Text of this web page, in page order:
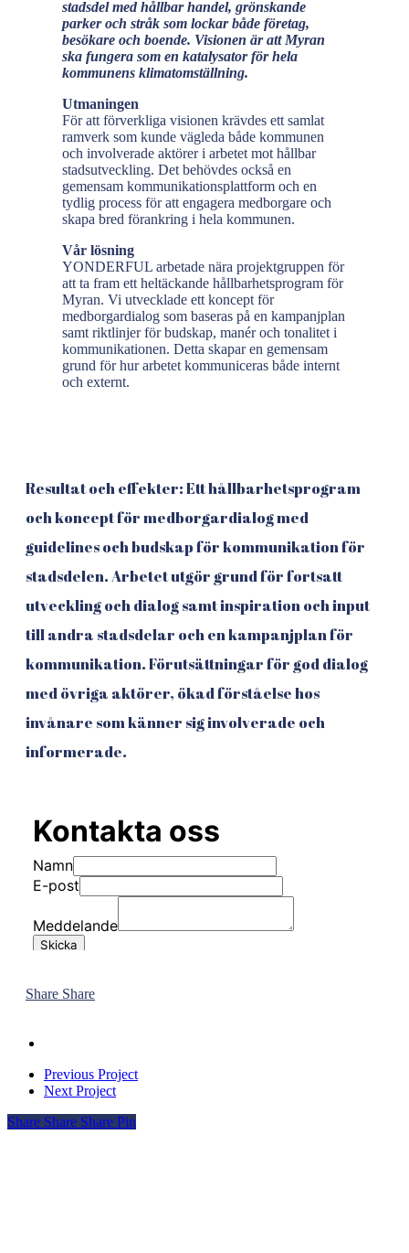
stadsdel med hållbar handel, grönskande
parker och stråk som lockar både företag,
besökare och boende. Visionen är att Myran
ska fungera som en katalysator för hela
kommunens klimatomställning.
Utmaningen
För att förverkliga visionen krävdes ett samlat
ramverk som kunde vägleda både kommunen
och involverade aktörer i arbetet mot hållbar
stadsutveckling. Det behövdes också en
gemensam kommunikationsplattform och en
tydlig process för att engagera medborgare och
skapa bred förankring i hela kommunen.
Vår lösning
YONDERFUL arbetade nära projektgruppen för
att ta fram ett heltäckande hållbarhetsprogram för
Myran. Vi utvecklade ett koncept för
medborgardialog som baseras på en kampanjplan
samt riktlinjer för budskap, manér och tonalitet i
kommunikationen. Detta skapar en gemensam
grund för hur arbetet kommuniceras både internt
och externt.
Resultat och effekter: Ett hållbarhetsprogram
och koncept för medborgardialog med
guidelines och budskap för kommunikation för
stadsdelen. Arbetet utgör grund för fortsatt
utveckling och dialog samt inspiration och input
till andra stadsdelar och en kampanjplan för
kommunikation. Förutsättningar för god dialog
med övriga aktörer, ökad förståelse hos
invånare som känner sig involverade och
informerade.
Share Share
Previous Project
Next Project
Share Share Share Pin